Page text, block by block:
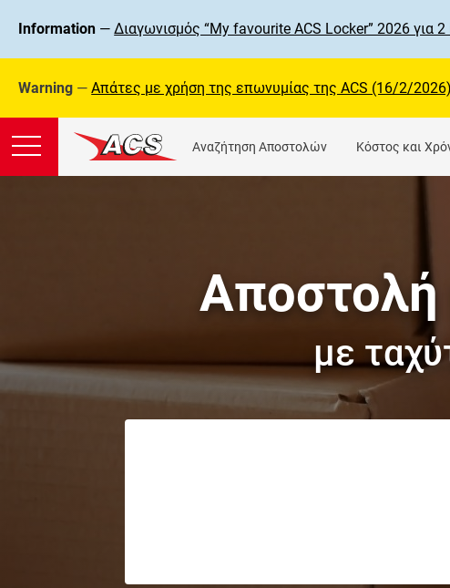
Information —Διαγωνισμός “My favourite ACS Locker” 2026 για
Warning —Απάτες με χρήση της επωνυμίας της ΑCS (16/2/2026)
Αναζήτηση Αποστολών Κόστος και
Αποστολή
με